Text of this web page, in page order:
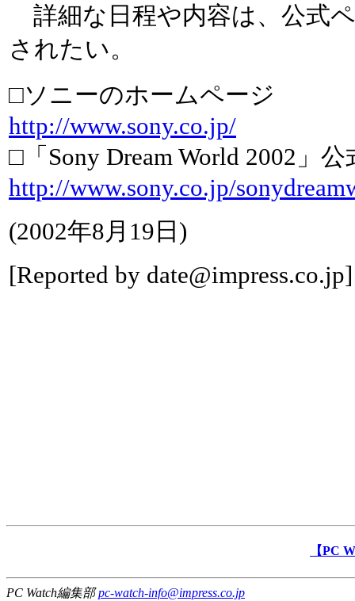
詳細な日程や内容は、公式
されたい。
□ソニーのホームページ
http://www.sony.co.jp/
□「Sony Dream World 2002」
http://www.sony.co.jp/
(2002年8月19日 )
[Reported by date@impress.co.jp]
【PC
PC Watch編集部pc-watch-info@impress.co.jp